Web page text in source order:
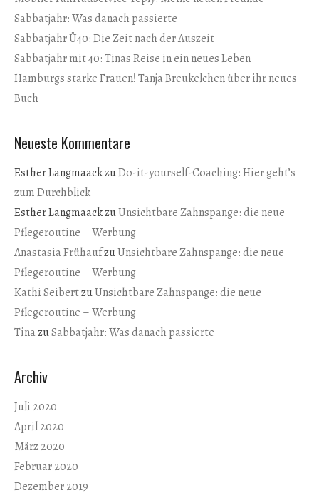
Sabbatjahr: Was danach passierte
Sabbatjahr Ü40: Die Zeit nach der Auszeit
Sabbatjahr mit 40: Tinas Reise in ein neues Leben
Hamburgs starke Frauen! Tanja Breukelchen über ihr neues
Buch
Neueste Kommentare
Esther LangmaackzuDo-it-yourself-Coaching: Hier geht’s
zum Durchblick
Esther LangmaackzuUnsichtbare Zahnspange: die neue
Pflegeroutine – Werbung
Anastasia FrühaufzuUnsichtbare Zahnspange: die neue
Pflegeroutine – Werbung
Kathi SeibertzuUnsichtbare Zahnspange: die neue
Pflegeroutine – Werbung
TinazuSabbatjahr: Was danach passierte
Archiv
Juli 2020
April 2020
März 2020
Februar 2020
Dezember 2019